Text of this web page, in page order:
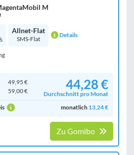
M
Allnet-Flat
SMS-Flat Details
49,95 €
59,00 € 44,28 €
Durchschnitt pro Monat
monatlich 13,24 €
Zu Gomibo